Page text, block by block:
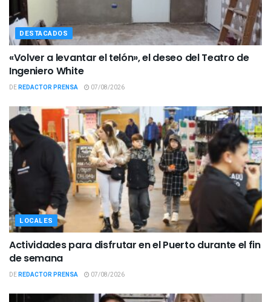
DESTACADOS
«Volver a levantar el telón», el deseo del Teatro de
Ingeniero White
DEREDACTOR PRENSA 07/08/2026
LOCALES
Actividades para disfrutar en el Puerto durante el fin
de semana
DEREDACTOR PRENSA 07/08/2026